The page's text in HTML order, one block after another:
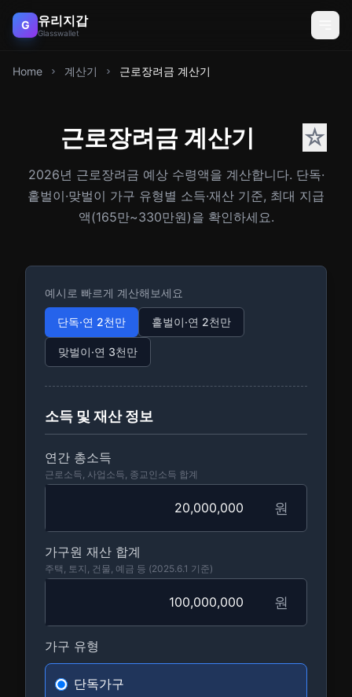
G 유리지갑
Glasswallet
Home 계산기 근로장려금 계산기
근로장려금 계산기 ☆
2026년 근로장려금 예상 수령액을 계산합니다. 단독·
홑벌이·맞벌이 가구 유형별 소득·재산 기준, 최대 지급
액(165만~330만원)을 확인하세요.
예시로 빠르게 계산해보세요
단독·연 2천만 홑벌이·연 2천만
맞벌이·연 3천만
소득 및 재산 정보
연간 총소득
근로소득, 사업소득, 종교인소득 합계
원
가구원 재산 합계
주택, 토지, 건물, 예금 등 (2025.6.1 기준)
원
가구 유형
단독가구